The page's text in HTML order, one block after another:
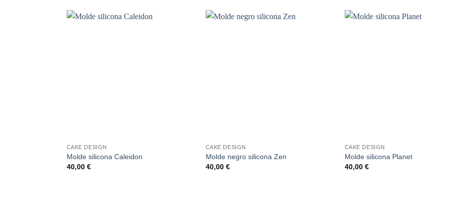
CAKE DESIGN
Molde silicona Caleidon
40,00 €
CAKE DESIGN
Molde negro silicona Zen
40,00 €
CAKE DESIGN
Molde silicona Planet
40,00 €